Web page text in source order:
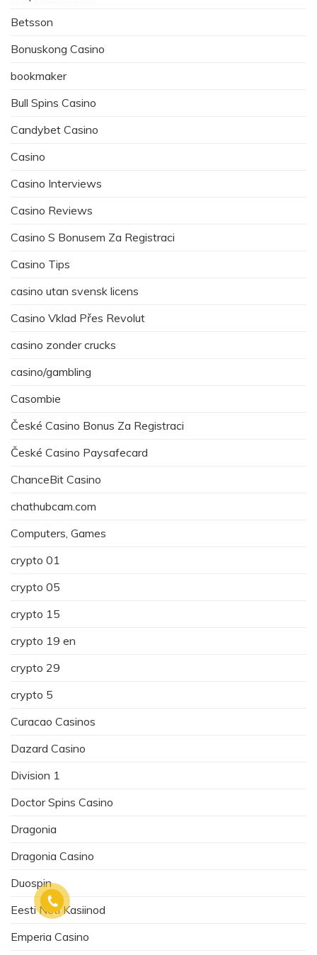
Betsson
Bonuskong Casino
bookmaker
Bull Spins Casino
Candybet Casino
Casino
Casino Interviews
Casino Reviews
Casino S Bonusem Za Registraci
Casino Tips
casino utan svensk licens
Casino Vklad Přes Revolut
casino zonder crucks
casino/gambling
Casombie
České Casino Bonus Za Registraci
České Casino Paysafecard
ChanceBit Casino
chathubcam.com
Computers, Games
crypto 01
crypto 05
crypto 15
crypto 19 en
crypto 29
crypto 5
Curacao Casinos
Dazard Casino
Division 1
Doctor Spins Casino
Dragonia
Dragonia Casino
Duospin
Eesti Neti Kasiinod
Emperia Casino